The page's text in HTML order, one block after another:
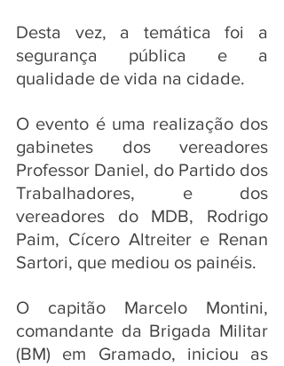
Desta vez, a temática foi a
segurança pública e a
qualidade de vida na cidade.
O evento é uma realização dos
gabinetes dos vereadores
Professor Daniel, do Partido dos
Trabalhadores, e dos
vereadores do MDB, Rodrigo
Paim, Cícero Altreiter e Renan
Sartori, que mediou os painéis.
O capitão Marcelo Montini,
comandante da Brigada Militar
(BM) em Gramado, iniciou as